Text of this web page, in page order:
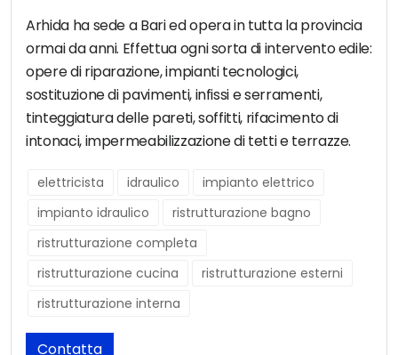
Arhida ha sede a Bari ed opera in tutta la provincia
ormai da anni. Effettua ogni sorta di intervento edile:
opere di riparazione, impianti tecnologici,
sostituzione di pavimenti, infissi e serramenti,
tinteggiatura delle pareti, soffitti, rifacimento di
intonaci, impermeabilizzazione di tetti e terrazze.
elettricista idraulico
impianto elettrico
impianto idraulico
ristrutturazione bagno
ristrutturazione completa
ristrutturazione cucina
ristrutturazione esterni
ristrutturazione interna
Contatta